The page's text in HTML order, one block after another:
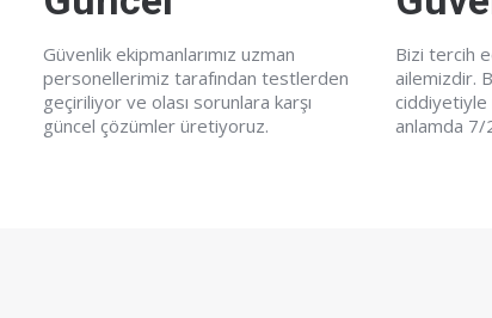
Güvenlik ekipmanlarımız uzman
personellerimiz tarafından testlerden
geçiriliyor ve olası sorunlara karşı
güncel çözümler üretiyoruz.
Bizi tercih
ailemizdir.
ciddiyetiyle
anlamda 7/